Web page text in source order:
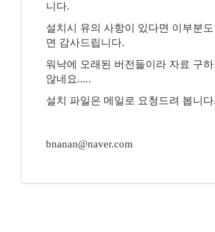
니다.
설치시 유의 사항이 있다면 이부분도
면 감사드립니다.
워낙에 오래된 버전들이라 자료 구하
않네요.....
설치 파일은 메일로 요청드려 봅니다.
bnanan@naver.com